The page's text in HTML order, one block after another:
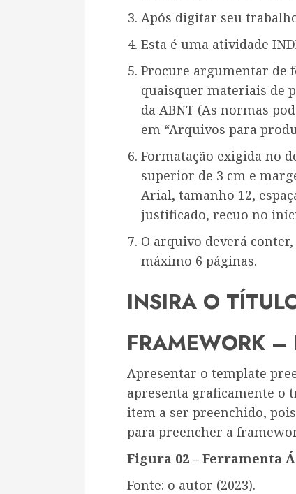
Após digitar seu
Esta é uma atividade
Procure argumentar de
quaisquer materiais de
da ABNT (As normas
em “Arquivos para
Formatação exigida no
superior de 3 cm e
Arial, tamanho 12,
justificado, recuo no
O arquivo deverá
máximo 6 páginas.
INSIRA O
FRAMEWORK –
Apresentar o template
apresenta graficamente o
item a ser preenchido,
para preencher a
Figura 02 – Ferramenta
Fonte: o autor (2023).